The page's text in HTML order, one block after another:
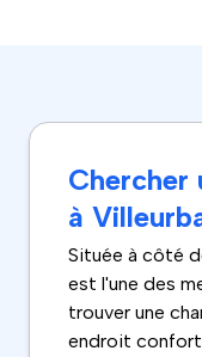
Chercher
à
Située à côté
est l'une des
trouver une
endroit